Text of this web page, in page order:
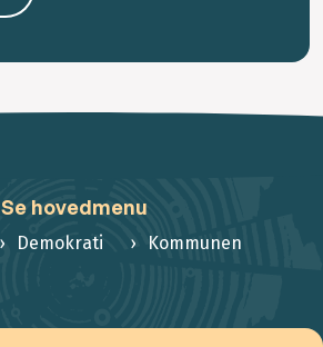
Se hovedmenu
Demokrati Kommunen